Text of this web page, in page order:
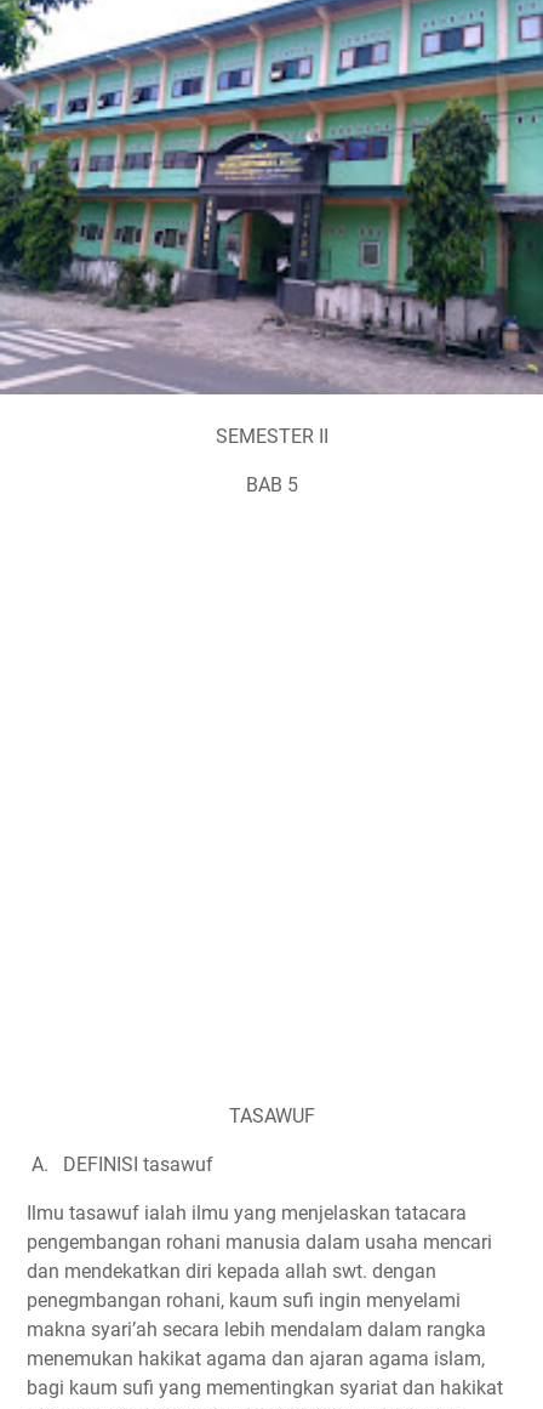
SEMESTER II
BAB 5
TASAWUF
DEFINISI tasawuf
Ilmu tasawuf ialah ilmu yang menjelaskan tatacara
pengembangan rohani manusia dalam usaha mencari
dan mendekatkan diri kepada allah swt. dengan
penegmbangan rohani, kaum sufi ingin menyelami
makna syari’ah secara lebih mendalam dalam rangka
menemukan hakikat agama dan ajaran agama islam,
bagi kaum sufi yang mementingkan syariat dan hakikat